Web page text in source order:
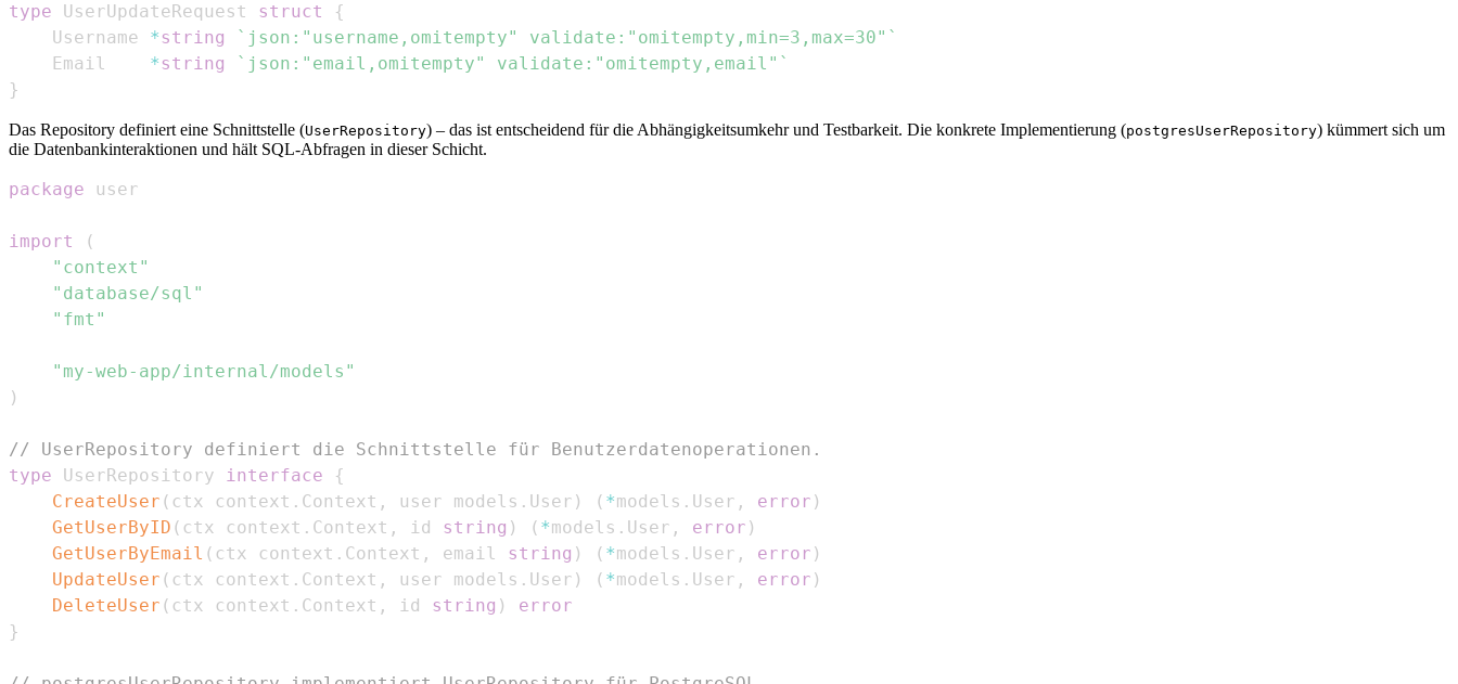
type UserUpdateRequest struct
{
	Username
*string
`json:"username,omitempty" validate:"omitempty,min=3,max=30"`
	Email
*string
`json:"email,omitempty" validate:"omitempty,email"`
}
Das Repository definiert eine Schnittstelle (UserRepository) – das ist entscheidend für die Abhängigkeitsumkehr und Testbarkeit. Die konkrete Implementierung (postgresUserRepository) kümmert sich um
die Datenbankinteraktionen und hält SQL-Abfragen in dieser Schicht.
package
import
(
"context"
"database/sql"
"fmt"
"my-web-app/internal/models"
)
// UserRepository definiert die Schnittstelle für Benutzerdatenoperationen.
type UserRepository interface
{
CreateUser ( ctx context . Context , user models . User ) ( *models . User , error )
GetUserByID ( ctx context . Context , id string ) ( *models . User , error )
GetUserByEmail ( ctx context . Context , email string ) ( *models . User , error )
UpdateUser ( ctx context . Context , user models . User ) ( *models . User , error )
DeleteUser ( ctx context . Context , id string )
error
}